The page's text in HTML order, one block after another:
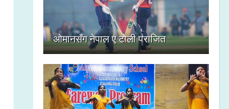
ओमानसँग नेपाल ए टोली पराजित